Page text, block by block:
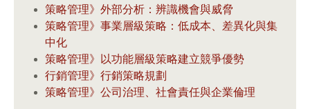
策略管理》外部分析：辨識機會與威脅
策略管理》事業層級策略：低成本、差異化與集
中化
策略管理》以功能層級策略建立競爭優勢
行銷管理》行銷策略規劃
策略管理》公司治理、社會責任與企業倫理